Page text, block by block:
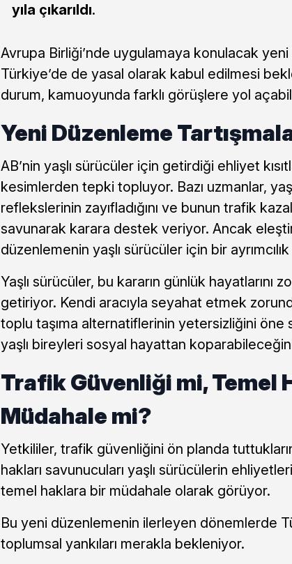
yıla çıkarıldı.
Avrupa Birliği’nde uygulamaya konulacak yeni
Türkiye’de de yasal olarak kabul edilmesi
durum, kamuoyunda farklı görüşlere yol
Yeni Düzenleme
AB’nin yaşlı sürücüler için getirdiği ehliyet
kesimlerden tepki topluyor. Bazı uzmanlar,
reflekslerinin zayıfladığını ve bunun trafik
savunarak karara destek veriyor. Ancak
düzenlemenin yaşlı sürücüler için bir
Yaşlı sürücüler, bu kararın günlük hayatlarını
getiriyor. Kendi aracıyla seyahat etmek
toplu taşıma alternatiflerinin yetersizliğini öne
yaşlı bireyleri sosyal hayattan
Trafik Güvenliği mi, Temel
Müdahale mi?
Yetkililer, trafik güvenliğini ön planda
hakları savunucuları yaşlı sürücülerin
temel haklara bir müdahale olarak görüyor.
Bu yeni düzenlemenin ilerleyen dönemlerde
toplumsal yankıları merakla bekleniyor.